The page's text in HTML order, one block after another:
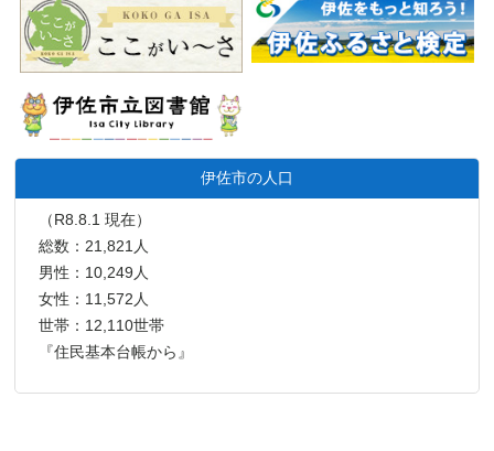
伊佐市の人口
（R8.8.1 現在）
総数：21,821人
男性：10,249人
女性：11,572人
世帯：12,110世帯
『住民基本台帳から』